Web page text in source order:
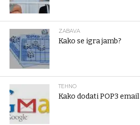
ZABAVA
Kako se igra jamb?
TEHNO
Kako dodati POP3